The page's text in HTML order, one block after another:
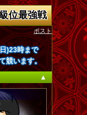
位最強戦
ポスト
)23時まで
競います。
▲